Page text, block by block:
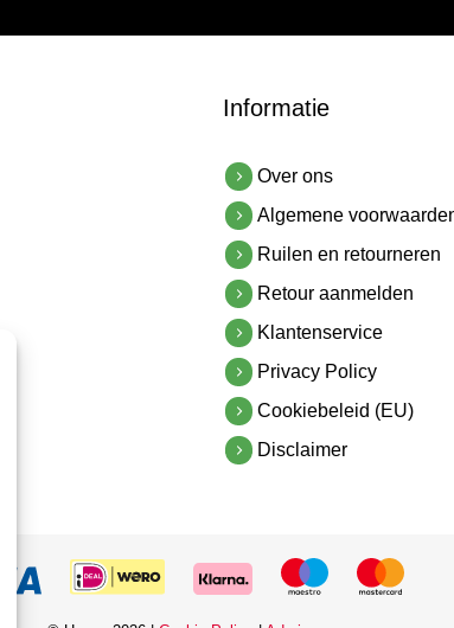
Informatie
Over ons
Algemene
Ruilen en retourneren
Retour aanmelden
Klantenservice
Privacy Policy
Cookiebeleid (EU)
Disclaimer